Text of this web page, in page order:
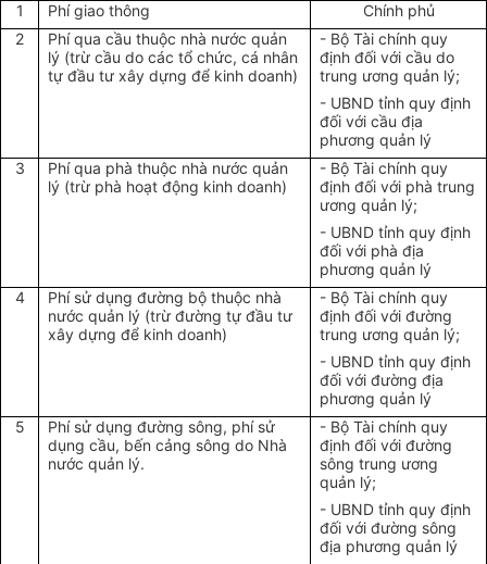
1
Phí giao thông
Chính phủ
2
Phí qua cầu thuộc nhà nước quản
lý (trừ cầu do các tổ chức, cá nhân
tự đầu tư xây dựng để kinh doanh)
- Bộ Tài chính quy
định đối với cầu do
trung ương quản lý;
- UBND tỉnh quy định
đối với cầu địa
phương quản lý
3
Phí qua phà thuộc nhà nước quản
lý (trừ phà hoạt động kinh doanh)
- Bộ Tài chính quy
định đối với phà trung
ương quản lý;
- UBND tỉnh quy định
đối với phà địa
phương quản lý
4
Phí sử dụng đường bộ thuộc nhà
nước quản lý (trừ đường tự đầu tư
xây dựng để kinh doanh)
- Bộ Tài chính quy
định đối với đường
trung ương quản lý;
- UBND tỉnh quy định
đối với đường địa
phương quản lý
5
Phí sử dụng đường sông, phí sử
dụng cầu, bến cảng sông do Nhà
nước quản lý.
- Bộ Tài chính quy
định đối với đường
sông trung ương
quản lý;
- UBND tỉnh quy định
đối với đường sông
địa phương quản lý